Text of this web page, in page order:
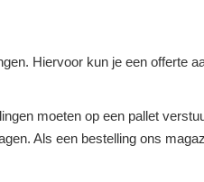
Hiervoor kun je een offerte
moeten op een pallet
Als een bestelling ons